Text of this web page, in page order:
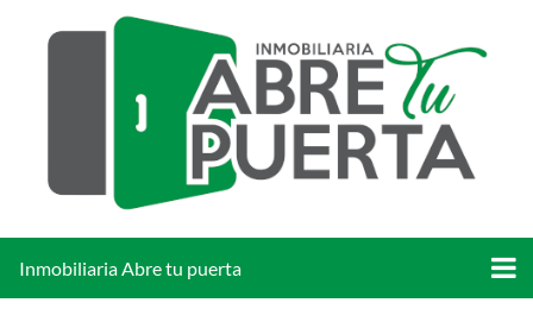
Inmobiliaria Abre tu puerta